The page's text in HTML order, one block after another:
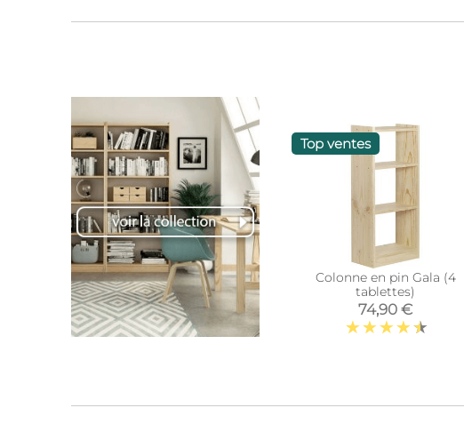
Top ventes
Colonne en pin Gala (4
tablettes)
74,90 €